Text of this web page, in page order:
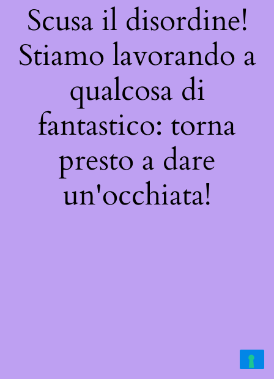
Scusa il disordine!
Stiamo lavorando a
qualcosa di
fantastico: torna
presto a dare
un'occhiata!